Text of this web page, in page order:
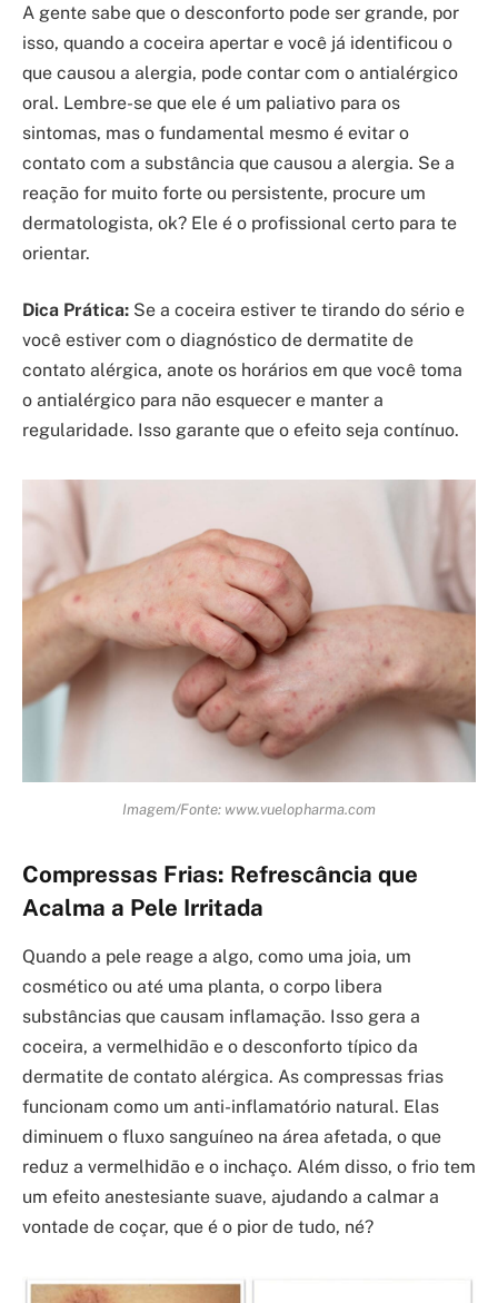
A gente sabe que o desconforto pode ser grande, por
isso, quando a coceira apertar e você já identificou o
que causou a alergia, pode contar com o antialérgico
oral. Lembre-se que ele é um paliativo para os
sintomas, mas o fundamental mesmo é evitar o
contato com a substância que causou a alergia. Se a
reação for muito forte ou persistente, procure um
dermatologista, ok? Ele é o profissional certo para te
orientar.
Dica Prática: Se a coceira estiver te tirando do sério e
você estiver com o diagnóstico de dermatite de
contato alérgica, anote os horários em que você toma
o antialérgico para não esquecer e manter a
regularidade. Isso garante que o efeito seja contínuo.
Imagem/Fonte: www.vuelopharma.com
Compressas Frias: Refrescância que
Acalma a Pele Irritada
Quando a pele reage a algo, como uma joia, um
cosmético ou até uma planta, o corpo libera
substâncias que causam inflamação. Isso gera a
coceira, a vermelhidão e o desconforto típico da
dermatite de contato alérgica. As compressas frias
funcionam como um anti-inflamatório natural. Elas
diminuem o fluxo sanguíneo na área afetada, o que
reduz a vermelhidão e o inchaço. Além disso, o frio tem
um efeito anestesiante suave, ajudando a calmar a
vontade de coçar, que é o pior de tudo, né?